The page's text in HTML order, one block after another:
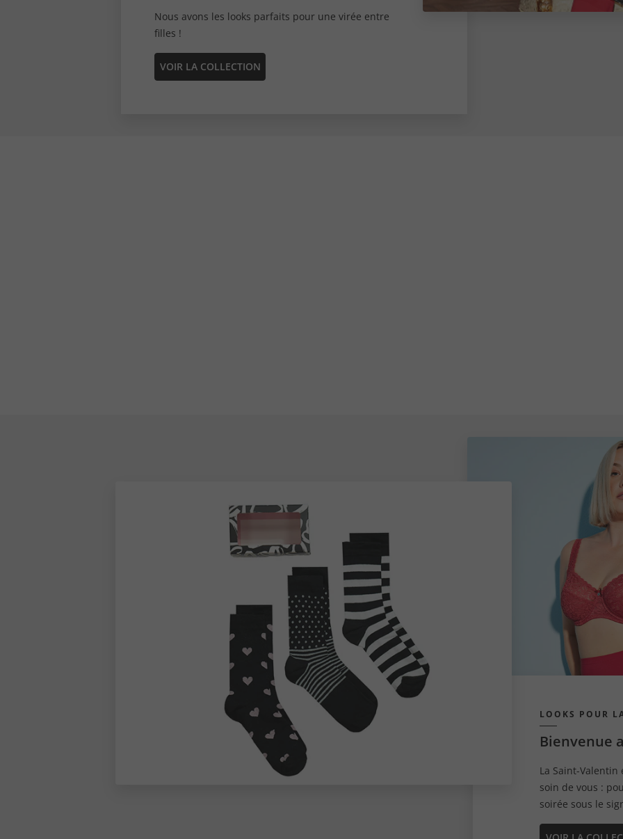
Nous avons les looks parfaits pour une virée entre
filles !
VOIR LA COLLECTION
LOOKS POUR
Bienvenue
La Saint-
soin de vous :
soirée sous le